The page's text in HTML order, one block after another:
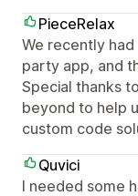
PieceRelax
We recently
party app, and
Special thanks
beyond to help
custom code
Quvici
I needed some